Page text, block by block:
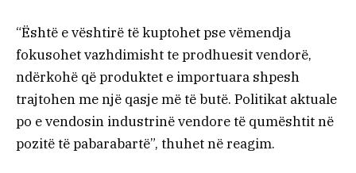
“Është e vështirë të kuptohet pse vëmendja
fokusohet vazhdimisht te prodhuesit vendorë,
ndërkohë që produktet e importuara shpesh
trajtohen me një qasje më të butë. Politikat aktuale
po e vendosin industrinë vendore të qumështit në
pozitë të pabarabartë”, thuhet në reagim.